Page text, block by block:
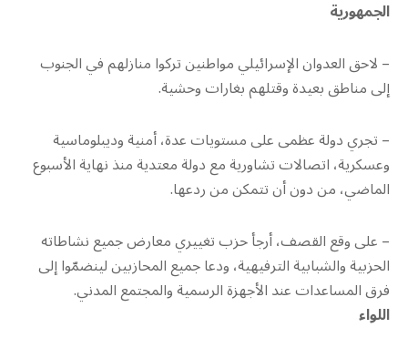
الجمهورية
– لاحق العدوان الإسرائيلي مواطنين تركوا منازلهم في الجنوب
إلى مناطق بعيدة وقتلهم بغارات وحشية.
– تجري دولة عظمى على مستويات عدة، أمنية وديبلوماسية
وعسكرية، اتصالات تشاورية مع دولة معتدية منذ نهاية الأسبوع
الماضي، من دون أن تتمكن من ردعها.
– على وقع القصف، أرجأ حزب تغييري معارض جميع نشاطاته
الحزبية والشبابية الترفيهية، ودعا جميع المحازبين لينضمّوا إلى
فرق المساعدات عند الأجهزة الرسمية والمجتمع المدني.
اللواء